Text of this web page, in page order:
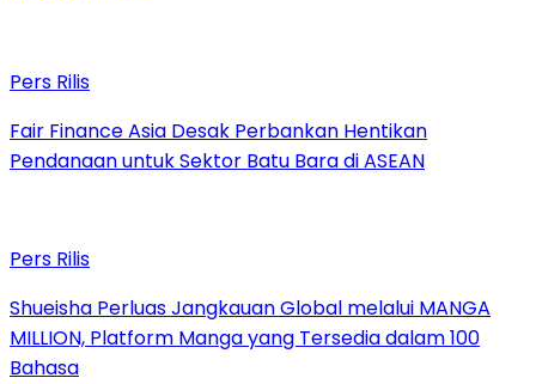
Pers Rilis
Fair Finance Asia Desak Perbankan Hentikan
Pendanaan untuk Sektor Batu Bara di ASEAN
Pers Rilis
Shueisha Perluas Jangkauan Global melalui MANGA
MILLION, Platform Manga yang Tersedia dalam 100
Bahasa